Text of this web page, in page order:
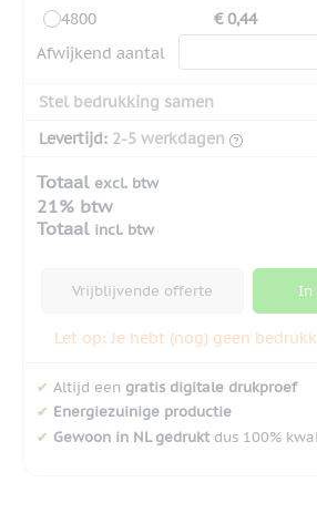
4800
€ 0,44
Afwijkend aantal
Stel bedrukking samen
Levertijd: 2-5 werkdagen
Totaal excl. btw
21% btw
Totaal incl. btw
Vrijblijvende offerte In
Let op: Je hebt (nog) geen
✔ Altijd een gratis digitale drukproef
✔ Energiezuinige productie
✔ Gewoon in NL gedruktdus 100%